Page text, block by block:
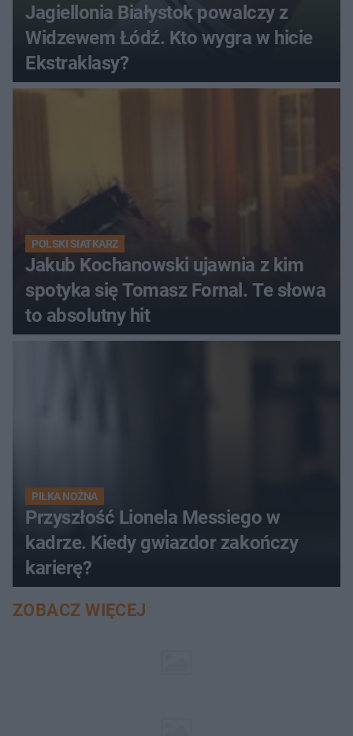
Jagiellonia Białystok powalczy z
Widzewem Łódź. Kto wygra w hicie
Ekstraklasy?
POLSKI SIATKARZ
Jakub Kochanowski ujawnia z kim
spotyka się Tomasz Fornal. Te słowa
to absolutny hit
PIŁKA NOŻNA
Przyszłość Lionela Messiego w
kadrze. Kiedy gwiazdor zakończy
karierę?
ZOBACZ WIĘCEJ